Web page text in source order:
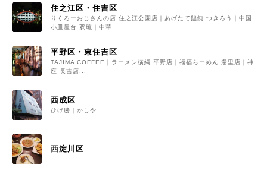
住之江区・住吉区
りくろーおじさんの店 住之江公園店｜あげたて饂飩 つきろう｜中国
小皿屋台 双琉｜中華...
平野区・東住吉区
TAJIMA COFFEE｜ラーメン横綱 平野店｜福福らーめん 湯里店｜神
座 長吉店...
西成区
ひげ勝｜かしや
西淀川区